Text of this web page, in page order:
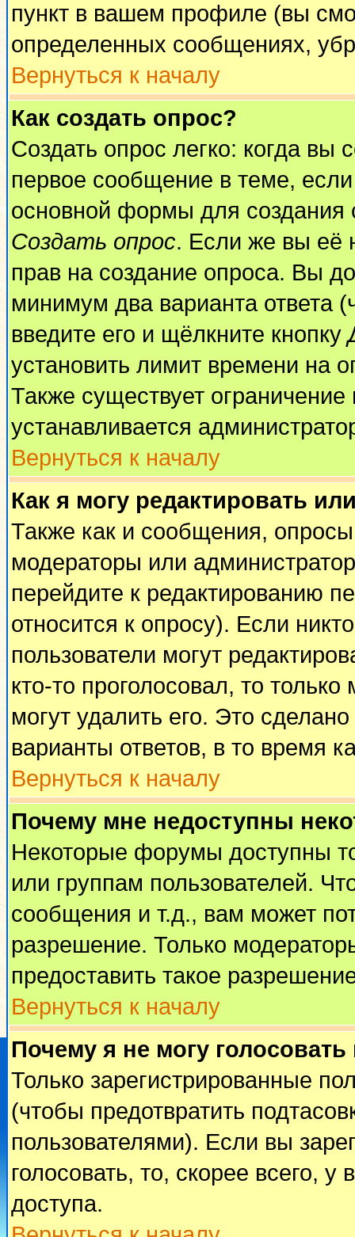
пункт в вашем профиле (вы
определенных сообщениях,
Вернуться к началу
Как создать опрос?
Создать опрос легко: когда вы
первое сообщение в теме,
основной формы для
Создать опрос. Если же вы её
прав на создание опроса. Вы
минимум два варианта ответа
введите его и щёлкните кнопку
установить лимит времени на
Также существует ограничение
устанавливается
Вернуться к началу
Как я могу редактировать
Также как и сообщения, опросы
модераторы или
перейдите к редактированию
относится к опросу). Если
пользователи могут
кто-то проголосовал, то
могут удалить его. Это
варианты ответов, в то время
Вернуться к началу
Почему мне недоступны
Некоторые форумы доступны
или группам пользователей.
сообщения и т.д., вам может
разрешение. Только
предоставить такое
Вернуться к началу
Почему я не могу
Только зарегистрированные
(чтобы предотвратить
пользователями). Если вы
голосовать, то, скорее всего,
доступа.